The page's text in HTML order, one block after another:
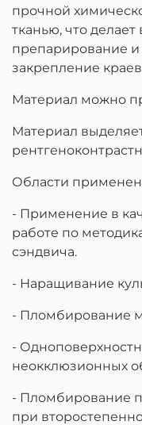
прочной
тканью, что
препарирование и
закрепление
Материал можно
Материал
Области
- Применение в
работе по
сэндвича.
- Наращивание
- Пломбирование
-
неокклюзионных
- Пломбирование
при